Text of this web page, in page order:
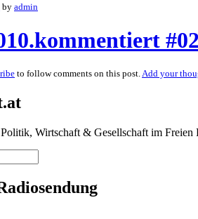
by admin
to follow comments on this post.Add your
Wirtschaft & Gesellschaft im